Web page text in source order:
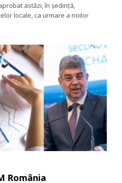
astăzi, în ședință,
locale, ca urmare a noilor
România